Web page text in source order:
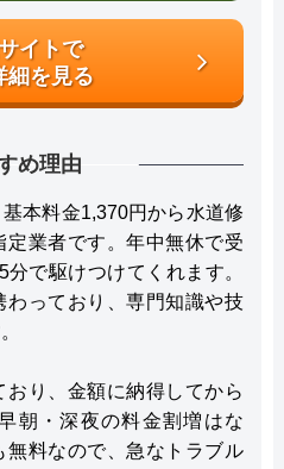
イトで
細を見る
め理由
本料金1,370円から水道修
業者です。年中無休で受
で駆けつけてくれます。
っており、専門知識や技
り、金額に納得してから
朝・深夜の料金割増はな
無料なので、急なトラブル